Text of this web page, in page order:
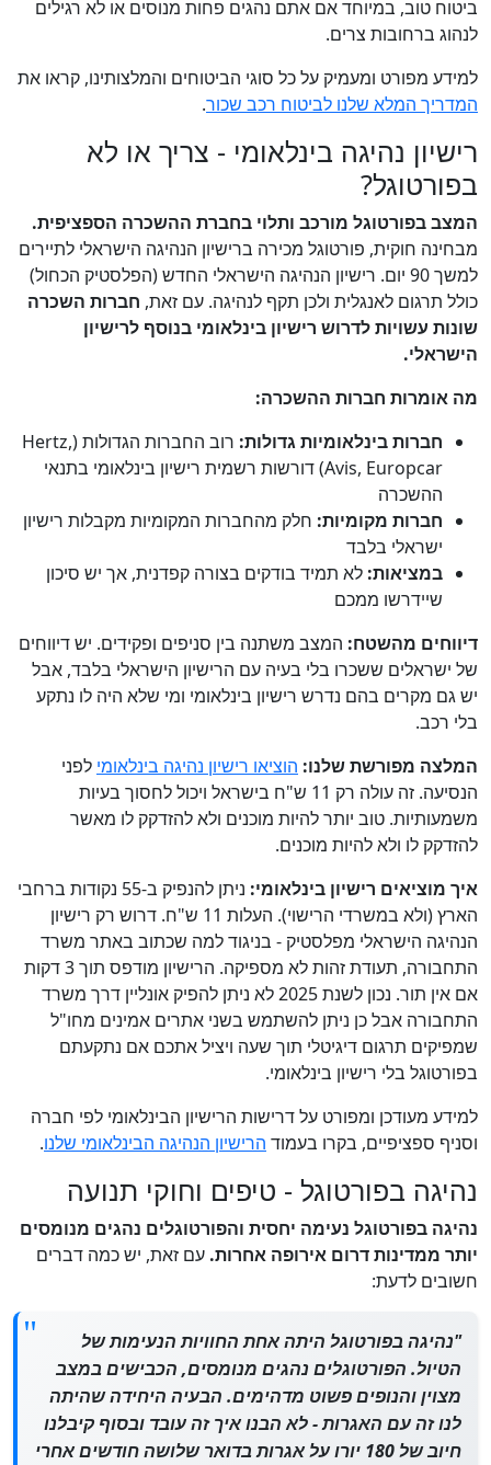
ביטוח טוב, במיוחד אם אתם נהגים פחות מנוסים או לא רגילים
לנהוג ברחובות צרים.
למידע מפורט ומעמיק על כל סוגי הביטוחים והמלצותינו, קראו את
המדריך המלא שלנו לביטוח רכב שכור.
רישיון נהיגה בינלאומי - צריך או לא
בפורטוגל?
המצב בפורטוגל מורכב ותלוי בחברת ההשכרה הספציפית.
מבחינה חוקית, פורטוגל מכירה ברישיון הנהיגה הישראלי לתיירים
למשך 90 יום. רישיון הנהיגה הישראלי החדש (הפלסטיק הכחול)
כולל תרגום לאנגלית ולכן תקף לנהיגה. עם זאת, חברות השכרה
שונות עשויות לדרוש רישיון בינלאומי בנוסף לרישיון
הישראלי.
מה אומרות חברות ההשכרה:
חברות בינלאומיות גדולות:
רוב החברות הגדולות (Hertz,
Avis, Europcar) דורשות רשמית רישיון בינלאומי בתנאי
ההשכרה
חברות מקומיות: חלק מהחברות המקומיות מקבלות רישיון
ישראלי בלבד
במציאות: לא תמיד בודקים בצורה קפדנית, אך יש סיכון
שיידרשו ממכם
דיווחים מהשטח: המצב משתנה בין סניפים ופקידים. יש דיווחים
של ישראלים ששכרו בלי בעיה עם הרישיון הישראלי בלבד, אבל
יש גם מקרים בהם נדרש רישיון בינלאומי ומי שלא היה לו נתקע
בלי רכב.
המלצה מפורשת שלנו: הוציאו רישיון נהיגה בינלאומי לפני
הנסיעה. זה עולה רק 11 ש"ח בישראל ויכול לחסוך בעיות
משמעותיות. טוב יותר להיות מוכנים ולא להזדקק לו מאשר
להזדקק לו ולא להיות מוכנים.
איך מוציאים רישיון בינלאומי:
ניתן להנפיק ב-55 נקודות ברחבי
הארץ (ולא במשרדי הרישוי). העלות 11 ש"ח. דרוש רק רישיון
הנהיגה הישראלי מפלסטיק - בניגוד למה שכתוב באתר משרד
התחבורה, תעודת זהות לא מספיקה. הרישיון מודפס תוך 3 דקות
אם אין תור. נכון לשנת 2025 לא ניתן להפיק אונליין דרך משרד
התחבורה אבל כן ניתן להשתמש בשני אתרים אמינים מחו"ל
שמפיקים תרגום דיגיטלי תוך שעה ויציל אתכם אם נתקעתם
בפורטוגל בלי רישיון בינלאומי.
למידע מעודכן ומפורט על דרישות הרישיון הבינלאומי לפי חברה
וסניף ספציפיים, בקרו בעמוד הרישיון הנהיגה הבינלאומי שלנו.
נהיגה בפורטוגל - טיפים וחוקי תנועה
נהיגה בפורטוגל נעימה יחסית והפורטוגלים נהגים מנומסים
יותר ממדינות דרום אירופה אחרות. עם זאת, יש כמה דברים
חשובים לדעת:
"נהיגה בפורטוגל היתה אחת החוויות הנעימות של
הטיול. הפורטוגלים נהגים מנומסים, הכבישים במצב
מצוין והנופים פשוט מדהימים. הבעיה היחידה שהיתה
לנו זה עם האגרות - לא הבנו איך זה עובד ובסוף קיבלנו
חיוב של 180 יורו על אגרות בדואר שלושה חודשים אחרי